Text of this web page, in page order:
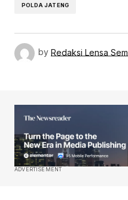
POLDA JATENG
by Redaksi Lensa
ADVERTISEMENT